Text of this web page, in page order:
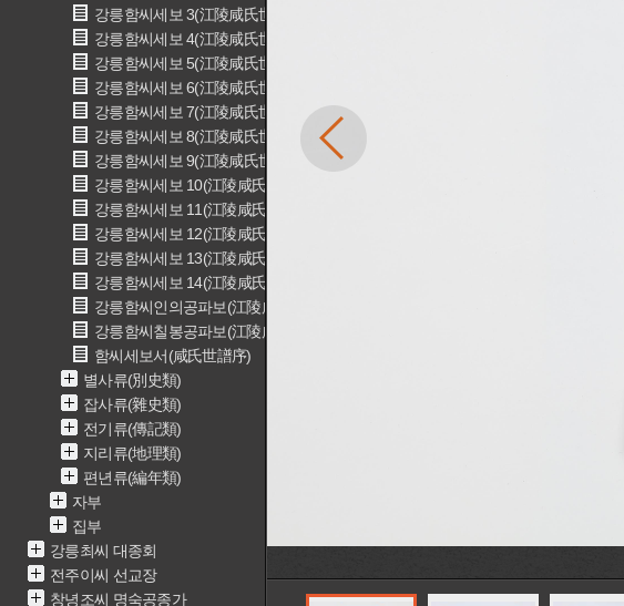
강릉함씨세보 3(江陵咸氏世譜 3)
강릉함씨세보 4(江陵咸氏世譜 4)
강릉함씨세보 5(江陵咸氏世譜 5)
강릉함씨세보 6(江陵咸氏世譜 6)
강릉함씨세보 7(江陵咸氏世譜 7)
강릉함씨세보 8(江陵咸氏世譜 8)
강릉함씨세보 9(江陵咸氏世譜 9)
강릉함씨세보 10(江陵咸氏世譜 10)
강릉함씨세보 11(江陵咸氏世譜 11)
강릉함씨세보 12(江陵咸氏世譜 12)
강릉함씨세보 13(江陵咸氏世譜 13)
강릉함씨세보 14(江陵咸氏世譜 14)
강릉함씨인의공파보(江陵咸氏引儀公派譜)
강릉함씨칠봉공파보(江陵咸氏七峰公派譜)
함씨세보서(咸氏世譜序)
별사류(別史類)
잡사류(雜史類)
전기류(傳記類)
지리류(地理類)
편년류(編年類)
자부
집부
강릉최씨 대종회
전주이씨 선교장
창녕조씨 명숙공종가